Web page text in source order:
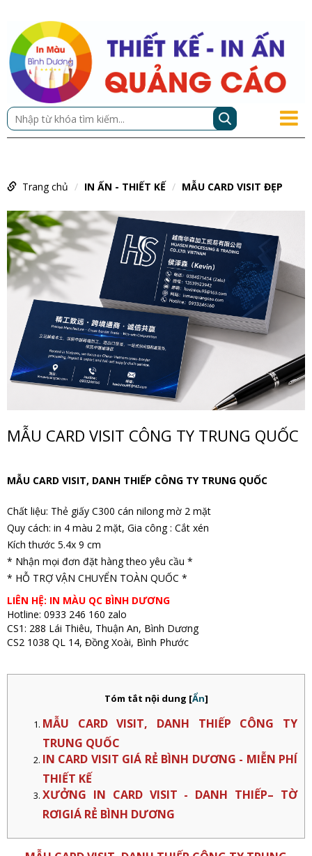
Trang chủ IN ẤN - THIẾT KẾ MẪU CARD VISIT ĐẸP
MẪU CARD VISIT CÔNG TY TRUNG QUỐC
MẪU CARD VISIT, DANH THIẾP CÔNG TY TRUNG QUỐC
Chất liệu: Thẻ giấy C300 cán nilong mờ 2 mặt
Quy cách: in 4 màu 2 mặt, Gia công : Cắt xén
Kích thước 5.4x 9 cm
* Nhận mọi đơn đặt hàng theo yêu cầu *
* HỖ TRỢ VẬN CHUYỂN TOÀN QUỐC *
LIÊN HỆ: IN MÀU QC BÌNH DƯƠNG
Hotline: 0933 246 160 zalo
CS1: 288 Lái Thiêu, Thuận An, Bình Dương
CS2 1038 QL 14, Đồng Xoài, Bình Phước
Tóm tắt nội dung [Ẩn]
MẪU CARD VISIT, DANH THIẾP CÔNG TY
TRUNG QUỐC
IN CARD VISIT GIÁ RẺ BÌNH DƯƠNG - MIỄN PHÍ
THIẾT KẾ
XƯỞNG IN CARD VISIT - DANH THIẾP– TỜ
RƠIGIÁ RẺ BÌNH DƯƠNG